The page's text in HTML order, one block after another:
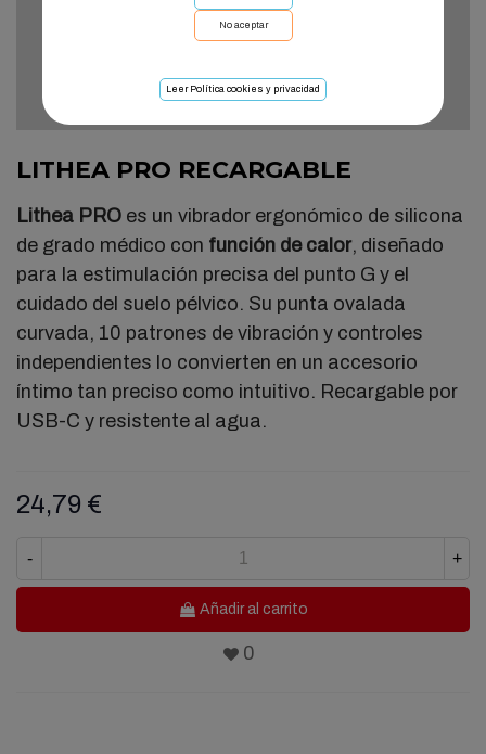
No aceptar
Leer Política cookies y privacidad
LITHEA PRO RECARGABLE
Lithea PRO es un vibrador ergonómico de silicona
de grado médico con función de calor, diseñado
para la estimulación precisa del punto G y el
cuidado del suelo pélvico. Su punta ovalada
curvada, 10 patrones de vibración y controles
independientes lo convierten en un accesorio
íntimo tan preciso como intuitivo. Recargable por
USB-C y resistente al agua.
24,79 €
- +
Añadir al carrito
0